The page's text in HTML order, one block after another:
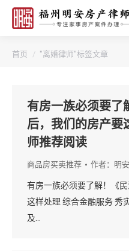
您的位置：
首页 "离婚律师"标签文章
有房一族必须要了
后，我们的房产要
师推荐阅读
商品房买卖推荐 作者： 明
有房一族必须要了解！《
这样处理 综合金融服务 秀
及…